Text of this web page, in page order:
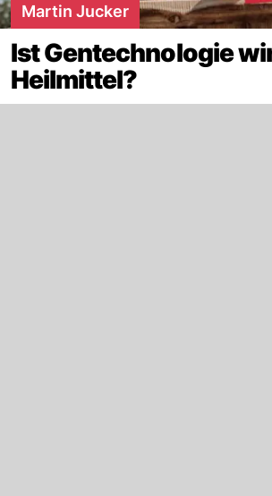
Martin Jucker
Ist Gentechnologie
Heilmittel?